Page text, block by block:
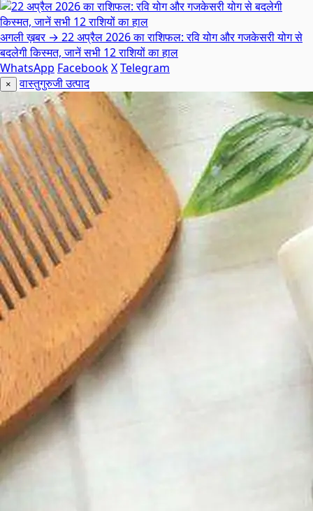
अगली ख़बर → 22 अप्रैल 2026 का राशिफल: रवि योग और गजकेसरी योग से
बदलेगी किस्मत, जानें सभी 12 राशियों का हाल
WhatsApp FacebookXTelegram
× वास्तुगुरुजी उत्पाद